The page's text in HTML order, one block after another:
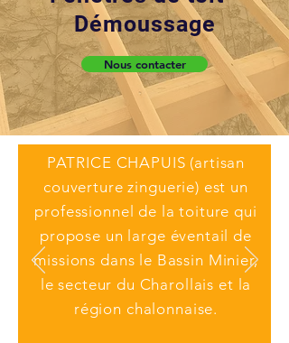
Démoussage
Nous contacter
PATRICE CHAPUIS (artisan
couverture zinguerie) est un
professionnel de la toiture qui
propose un large éventail de
missions dans le Bassin Minier,
le secteur du Charollais et la
région chalonnaise.